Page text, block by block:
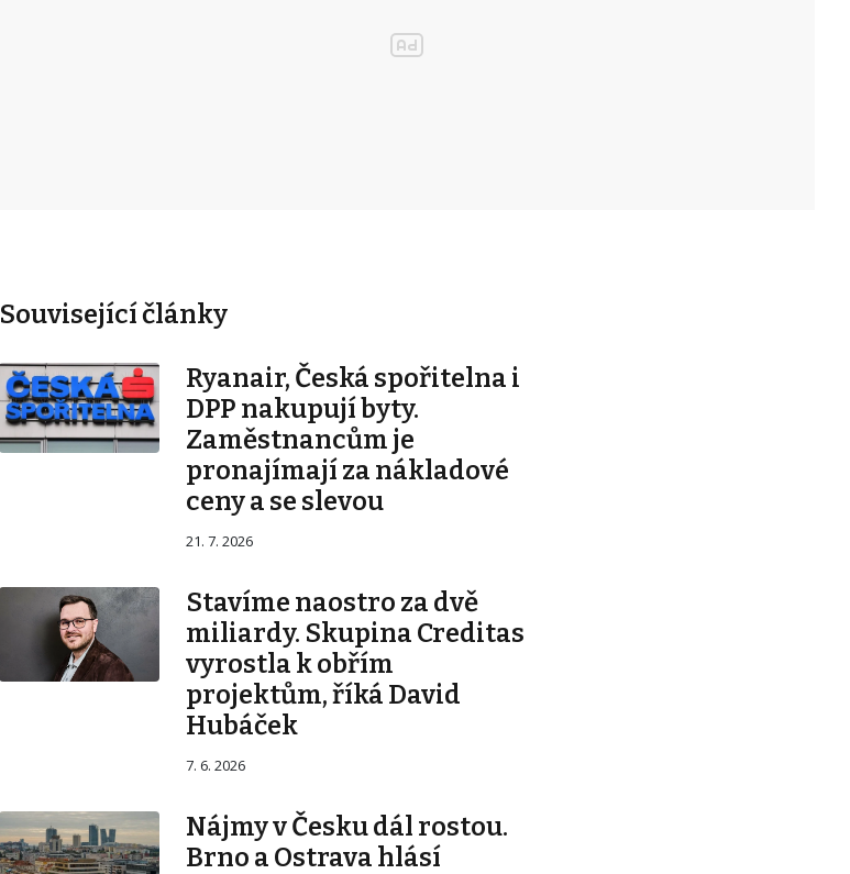
Související články
Ryanair, Česká spořitelna i
DPP nakupují byty.
Zaměstnancům je
pronajímají za nákladové
ceny a se slevou
21. 7. 2026
Stavíme naostro za dvě
miliardy. Skupina Creditas
vyrostla k obřím
projektům, říká David
Hubáček
7. 6. 2026
Nájmy v Česku dál rostou.
Brno a Ostrava hlásí